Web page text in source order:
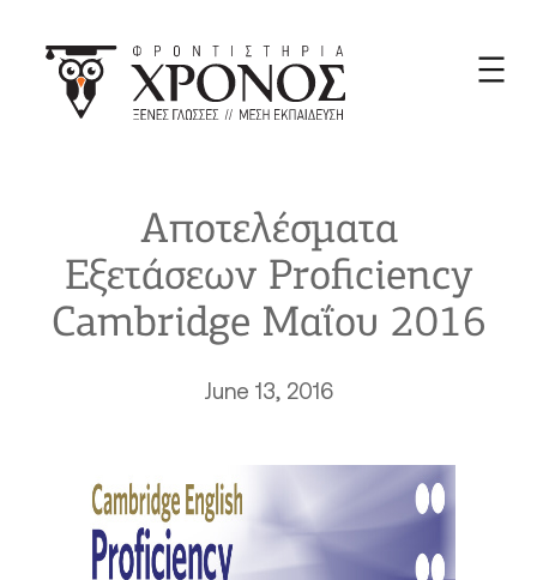
content
Αποτελέσματα
Εξετάσεων Proficiency
Cambridge Μαΐου 2016
June 13, 2016